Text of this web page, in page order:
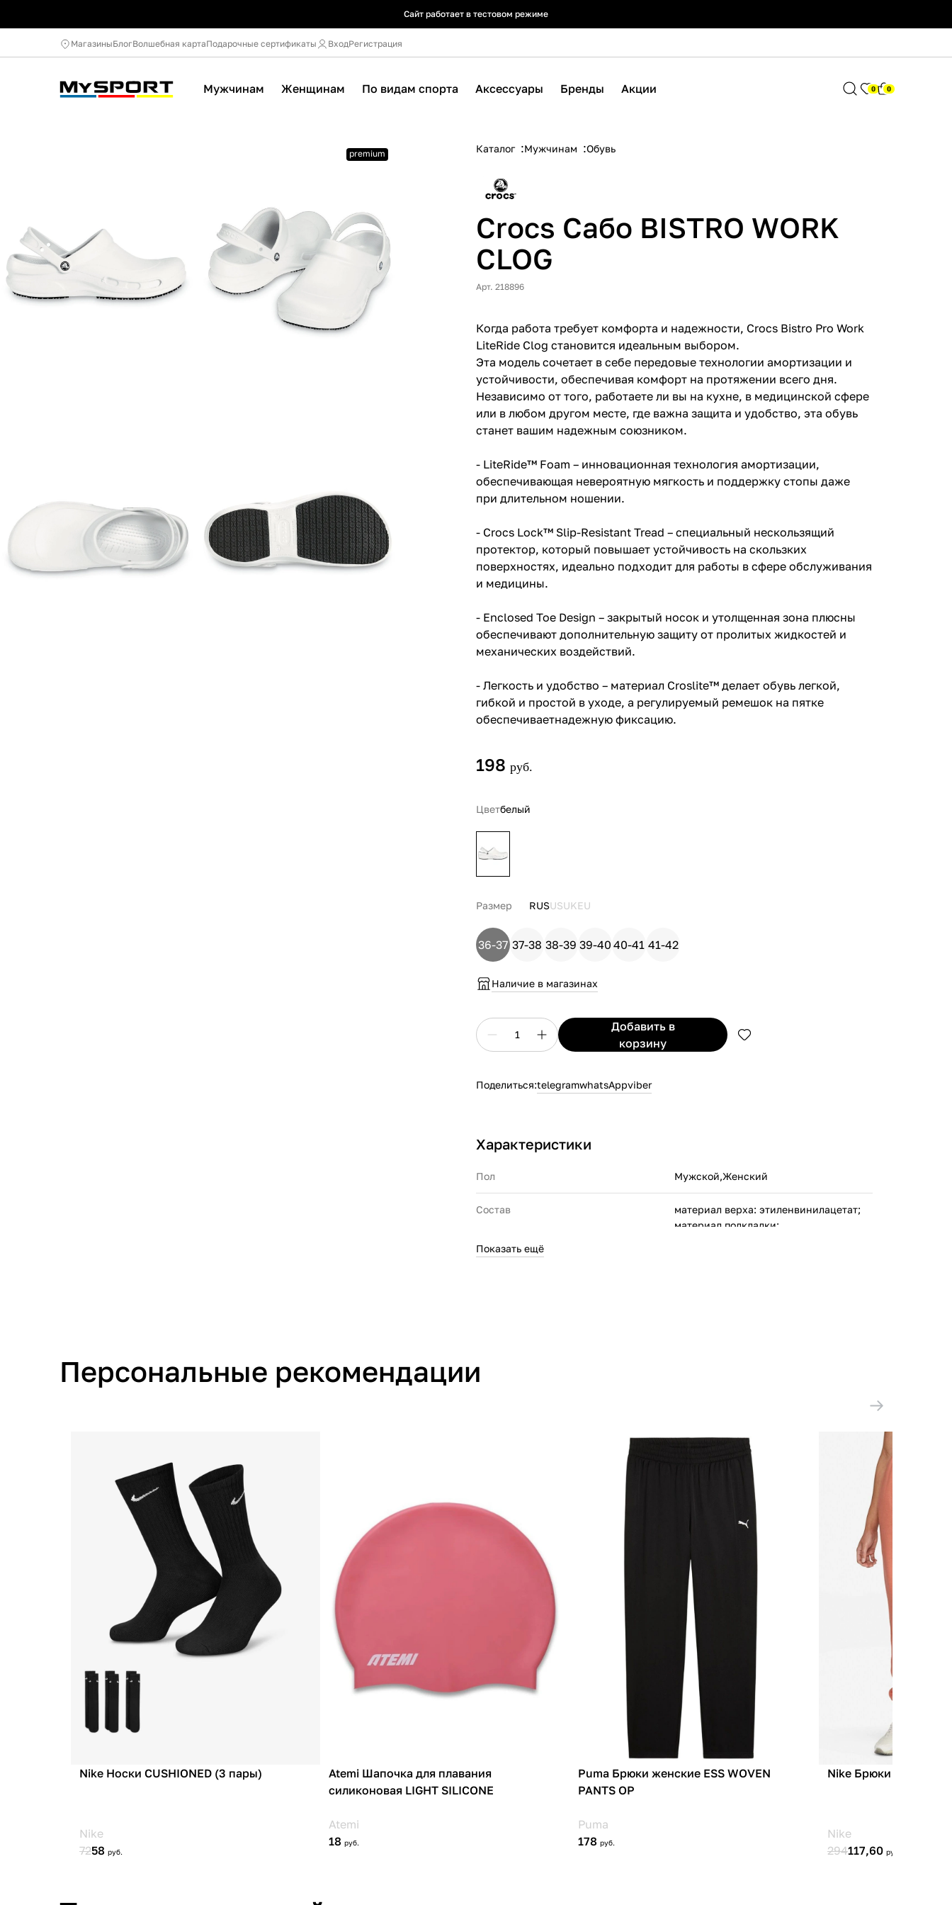
Сайт работает в тестовом режиме
Сайт работает в тестовом режиме
Сайт работает в тестовом режиме
МагазиныБлогВолшебная картаПодарочные сертификаты ВходРегистрация
Мужчинам Женщинам По видам спорта Аксессуары Бренды Акции 0 0
premium Каталог Мужчинам Обувь
Crocs Сабо BISTRO WORK
CLOG
Арт. 218896
Когда работа требует комфорта и надежности, Crocs Bistro Pro Work
LiteRide Clog становится идеальным выбором.
Эта модель сочетает в себе передовые технологии амортизации и
устойчивости, обеспечивая комфорт на протяжении всего дня.
Независимо от того, работаете ли вы на кухне, в медицинской сфере
или в любом другом месте, где важна защита и удобство, эта обувь
станет вашим надежным союзником.
- LiteRide™ Foam – инновационная технология амортизации,
обеспечивающая невероятную мягкость и поддержку стопы даже
при длительном ношении.
- Crocs Lock™ Slip-Resistant Tread – специальный нескользящий
протектор, который повышает устойчивость на скользких
поверхностях, идеально подходит для работы в сфере обслуживания
и медицины.
- Enclosed Toe Design – закрытый носок и утолщенная зона плюсны
обеспечивают дополнительную защиту от пролитых жидкостей и
механических воздействий.
- Легкость и удобство – материал Croslite™ делает обувь легкой,
гибкой и простой в уходе, а регулируемый ремешок на пятке
обеспечиваетнадежную фиксацию.
198 руб.
Цветбелый
Размер RUSUSUKEU
36-37 37-38 38-39 39-40 40-41 41-42
Наличие в магазинах
1
Добавитьв
корзину
Поделиться:telegramwhatsAppviber
Характеристики
Пол Мужской,Женский
Состав
материал верха: этиленвинилацетат;
материал подкладки:
обл., Гродненский р-н, а/г Гожа,
ул.Школьная, д.5, к.13
Показать ещё
Персональные рекомендации